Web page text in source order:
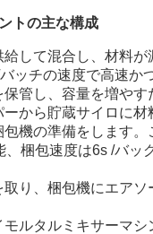
トの主な構成
給して混合し、材料
バッチの速度で高速か
保管し、容量を増やす
ーから貯蔵サイロに材
包機の準備をします
、梱包速度は6s /バ
取り、梱包機にエア
ルタルミキサーマシ